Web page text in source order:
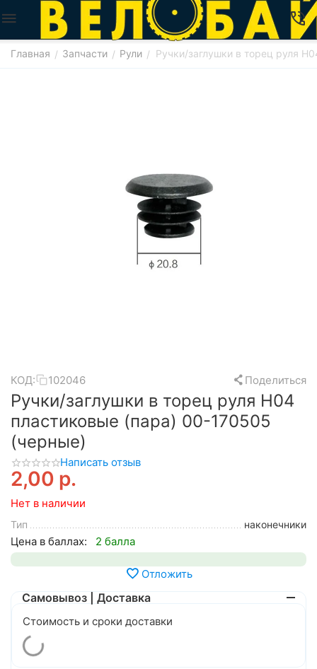
Главная / Запчасти / Рули / Ручки/заглушки в торец руля
КОД: 102046 Поделиться
Ручки/заглушки в торец руля H04
пластиковые (пара) 00-170505
(черные)
Написать отзыв
2,00 р.
Нет в наличии
Тип наконечники
Цена в баллах: 2 балла
Отложить
Самовывоз | Доставка
Стоимость и сроки доставки